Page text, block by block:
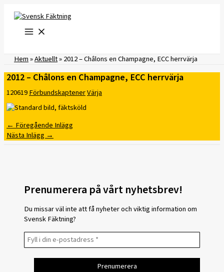
innehåll
Hem»Aktuellt»2012 – Châlons en Champagne, ECC herrvärja
2012 – Châlons en Champagne, ECC herrvärja
120619FörbundskaptenerVärja
← Föregående Inlägg
Nästa Inlägg →
Prenumerera på vårt nyhetsbrev!
Du missar väl inte att få nyheter och viktig information om
Svensk Fäktning?